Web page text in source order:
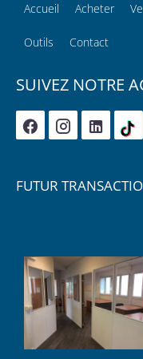
Accueil Acheter
Outils Contact
SUIVEZ NOTRE
FUTUR